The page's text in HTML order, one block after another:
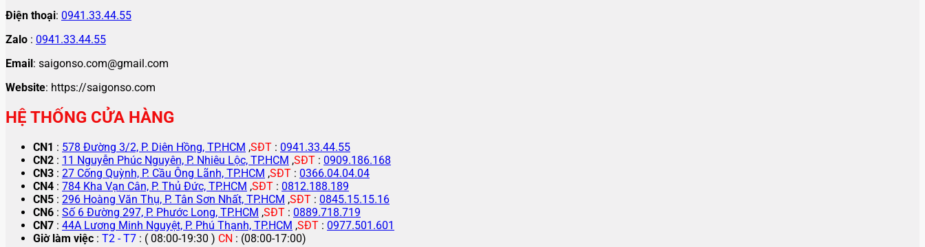
Điện thoại: 0941.33.44.55
Zalo : 0941.33.44.55
Email: saigonso.com@gmail.com
Website: https://saigonso.com
HỆ THỐNG CỬA HÀNG
CN1 : 578 Đường 3/2, P. Diên Hồng, TP.HCM ,SĐT : 0941.33.44.55
CN2 : 11 Nguyễn Phúc Nguyên, P. Nhiêu Lộc, TP.HCM ,SĐT : 0909.186.168
CN3 : 27 Cống Quỳnh, P. Cầu Ông Lãnh, TP.HCM ,SĐT : 0366.04.04.04
CN4 : 784 Kha Vạn Cân, P. Thủ Đức, TP.HCM ,SĐT : 0812.188.189
CN5 : 296 Hoàng Văn Thụ, P. Tân Sơn Nhất, TP.HCM ,SĐT : 0845.15.15.16
CN6 : Số 6 Đường 297, P. Phước Long, TP.HCM ,SĐT : 0889.718.719
CN7 : 44A Lương Minh Nguyệt, P. Phú Thạnh, TP.HCM ,SĐT : 0977.501.601
Giờ làm việc : T2 - T7 : ( 08:00-19:30 ) CN : (08:00-17:00)